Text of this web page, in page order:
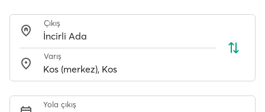
Çıkış
Varış
Yola çıkış